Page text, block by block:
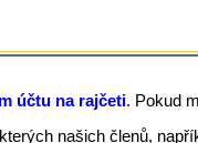
účtu na rajčeti. Pokud
našich členů,